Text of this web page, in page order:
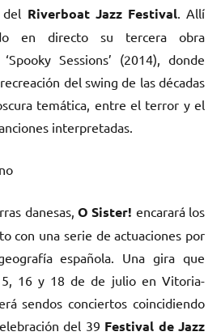
Riverboat Jazz Festival . Allí
en directo su tercera obra
Sessions’ (2014), donde
del swing de las décadas
temática, entre el terror y el
interpretadas.
danesas, O Sister! encarará los
con una serie de actuaciones por
española. Una gira que
16 y 18 de de julio en Vitoria-
sendos conciertos coincidiendo
del 39 Festival de Jazz